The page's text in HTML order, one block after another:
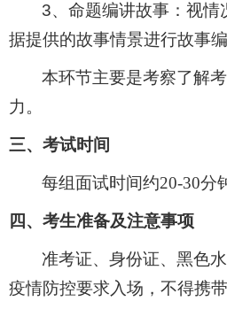
3、命题编讲故事：视情
据提供的故事情景进行故事编
本环节主要是考察了解
力。
三、考试时间
每组面试时间约20-30分
四、考生准备及注意事项
准考证、身份证、黑色
疫情防控要求入场，不得携带